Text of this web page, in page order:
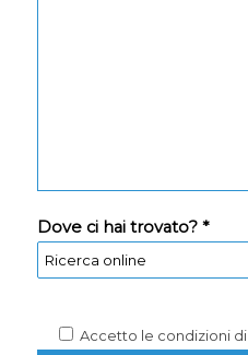
Dove ci hai trovato? *
Accetto le condizioni di